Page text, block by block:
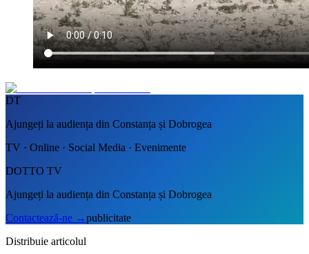
DT
Ajungeți la audiența din Constanța și Dobrogea
TV · Online · Social Media · Evenimente
DOTTO TV
Ajungeți la audiența din Constanța și Dobrogea
Contactează-ne →publicitate
Distribuie articolul